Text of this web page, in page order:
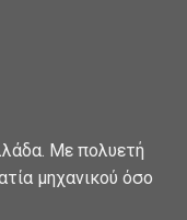
Με πολυετή
μηχανικού όσο